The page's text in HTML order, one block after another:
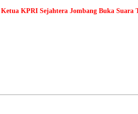
KPRI Sejahtera Jombang Buka Suara